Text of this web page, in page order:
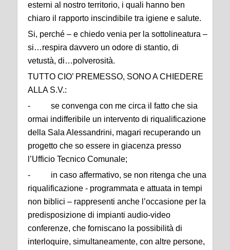
esterni al nostro territorio, i quali hanno ben
chiaro il rapporto inscindibile tra igiene e salute.
Si, perché – e chiedo venia per la sottolineatura –
si…respira davvero un odore di stantio, di
vetustà, di…polverosità.
TUTTO CIO’ PREMESSO, SONO A CHIEDERE
ALLA S.V.:
- se convenga con me circa il fatto che sia
ormai indifferibile un intervento di riqualificazione
della Sala Alessandrini, magari recuperando un
progetto che so essere in giacenza presso
l’Ufficio Tecnico Comunale;
- in caso affermativo, se non ritenga che una
riqualificazione - programmata e attuata in tempi
non biblici – rappresenti anche l’occasione per la
predisposizione di impianti audio-video
conferenze, che forniscano la possibilità di
interloquire, simultaneamente, con altre persone,